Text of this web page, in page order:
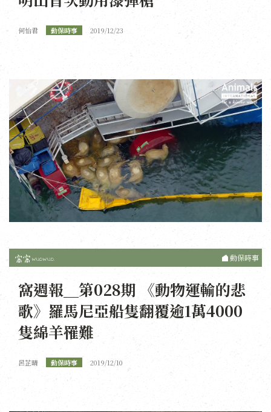
何怡君 動保時事 2019/12/23
動保時事
窩週報＿第028期 《動物運輸的悲
歌》羅馬尼亞船隻翻覆逾1萬4000
隻綿羊罹難
呂芷晴 動保時事 2019/12/10